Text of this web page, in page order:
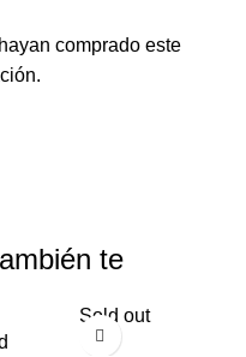
comprado este
te
Sold out